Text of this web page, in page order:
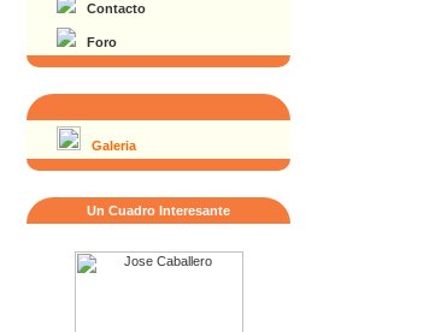
Contacto
Foro
Galeria
Un Cuadro Interesante